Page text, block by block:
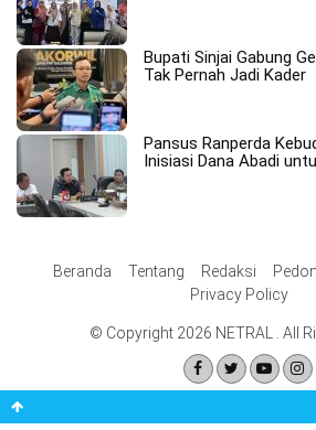
Bupati Sinjai Gabung
Tak Pernah Jadi Kader
Pansus Ranperda
Inisiasi Dana Abadi
Beranda Tentang Redaksi
Privacy Policy
© Copyright 2026 NETRAL . All